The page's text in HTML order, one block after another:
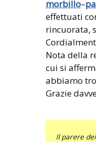
morbillo–
effettuati
rincuorata,
Nota della
cui si
abbiamo
Grazie
Il parere